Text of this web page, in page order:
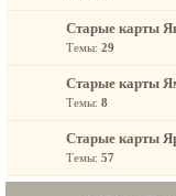
Старые карты
Темы: 29
Старые карты
Темы: 8
Старые карты
Темы: 57